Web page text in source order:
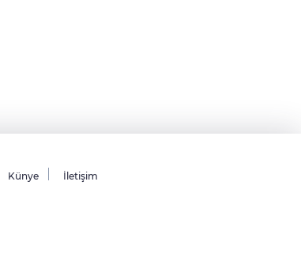
Künye İletişim